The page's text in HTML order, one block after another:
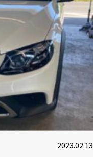
2023.02.13